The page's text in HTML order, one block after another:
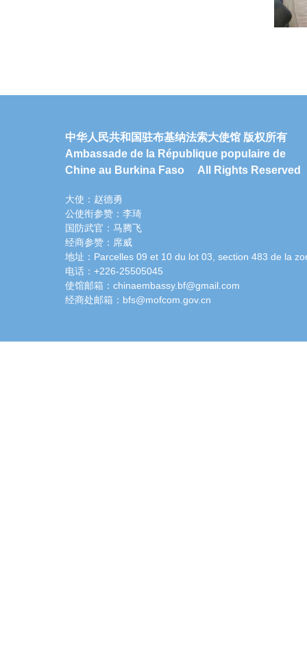
中华人民共和国驻布基纳法索大使馆 版权所有
Ambassade de la République populaire de
Chine au Burkina Faso All Rights Reserved
大使：赵德勇
公使衔参赞：李琦
国防武官：马腾飞
经商参赞：席威
地址：Parcelles 09 et 10 du lot 03, section 483 de la
电话：+226-25505045
使馆邮箱：chinaembassy.bf@gmail.com
经商处邮箱：bfs@mofcom.gov.cn